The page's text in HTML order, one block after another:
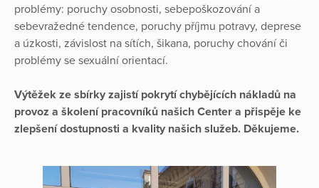
problémy: poruchy osobnosti, sebepoškozování a
sebevražedné tendence, poruchy příjmu potravy, deprese
a úzkosti, závislost na sítích, šikana, poruchy chování či
problémy se sexuální orientací.
Výtěžek ze sbírky zajistí pokrytí chybějících nákladů na
provoz a školení pracovníků našich Center a přispěje ke
zlepšení dostupnosti a kvality našich služeb. Děkujeme.